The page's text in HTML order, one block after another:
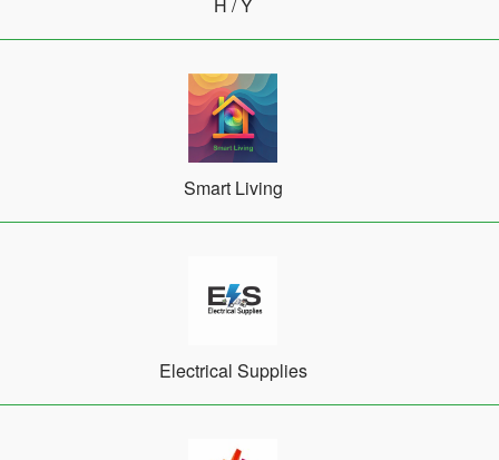
Η / Υ
Smart Living
Electrical Supplies